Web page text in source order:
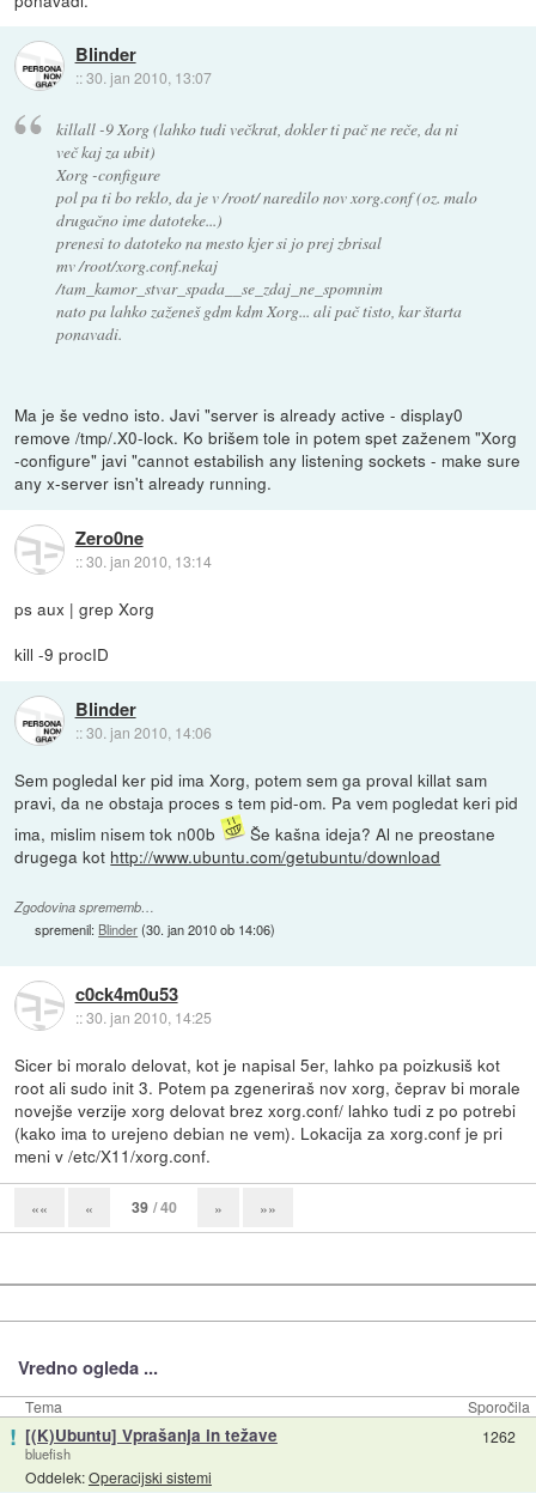
Blinder
::30. jan 2010, 13:07
killall -9 Xorg (lahko tudi večkrat, dokler ti pač ne reče, da ni
več kaj za ubit)
Xorg -configure
pol pa ti bo reklo, da je v /root/ naredilo nov xorg.conf (oz. malo
drugačno ime datoteke...)
prenesi to datoteko na mesto kjer si jo prej zbrisal
mv /root/xorg.conf.nekaj
/tam_kamor_stvar_spada__se_zdaj_ne_spomnim
nato pa lahko zaženeš gdm kdm Xorg... ali pač tisto, kar štarta
ponavadi.
Ma je še vedno isto. Javi "server is already active - display0
remove /tmp/.X0-lock. Ko brišem tole in potem spet zaženem "Xorg
-configure" javi "cannot estabilish any listening sockets - make sure
any x-server isn't already running.
Zero0ne
::30. jan 2010, 13:14
ps aux | grep Xorg
kill -9 procID
Blinder
::30. jan 2010, 14:06
Sem pogledal ker pid ima Xorg, potem sem ga proval killat sam
pravi, da ne obstaja proces s tem pid-om. Pa vem pogledat keri pid
ima, mislim nisem tok n00b
Še kašna ideja? Al ne preostane
drugega kot http://www.ubuntu.com/getubuntu/download
Zgodovina sprememb…
spremenil: Blinder(30. jan 2010 ob 14:06)
c0ck4m0u53
::30. jan 2010, 14:25
Sicer bi moralo delovat, kot je napisal 5er, lahko pa poizkusiš kot
root ali sudo init 3. Potem pa zgeneriraš nov xorg, čeprav bi morale
novejše verzije xorg delovat brez xorg.conf/ lahko tudi z po potrebi
(kako ima to urejeno debian ne vem). Lokacija za xorg.conf je pri
meni v /etc/X11/xorg.conf.
«« « 39 / 40 » »»
Vredno ogleda ...
Tema Sporočila
! [(K)Ubuntu] Vprašanja in težave
bluefish
Oddelek:Operacijski sistemi
1262